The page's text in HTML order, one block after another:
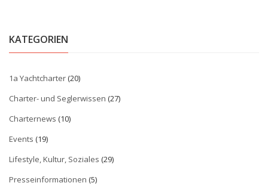
KATEGORIEN
1a Yachtcharter(20)
Charter- und Seglerwissen (27)
Charternews (10)
Events (19)
Lifestyle, Kultur, Soziales (29)
Presseinformationen (5)